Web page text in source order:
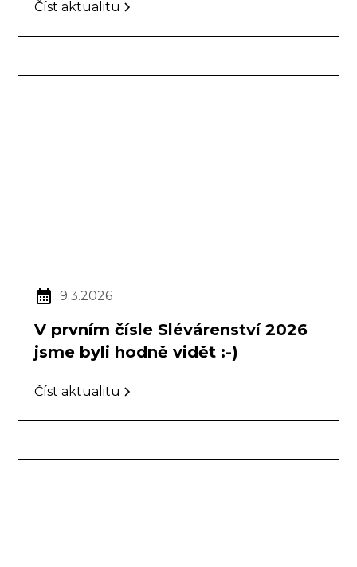
Číst aktualitu
9.3.2026
V prvním čísle Slévárenství 2026
jsme byli hodně vidět :-)
Číst aktualitu